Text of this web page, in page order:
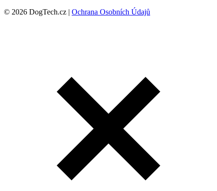
© 2026 DogTech.cz | Ochrana Osobních Údajů